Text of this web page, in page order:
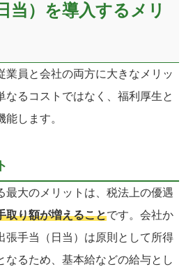
当）を導入するメリ
業員と会社の両方に大きなメリッ
なるコストではなく、福利厚生と
します。
最大のメリットは、税法上の優遇
取り額が増えることです。会社か
張手当（日当）は原則として所得
なるため、基本給などの給与とし